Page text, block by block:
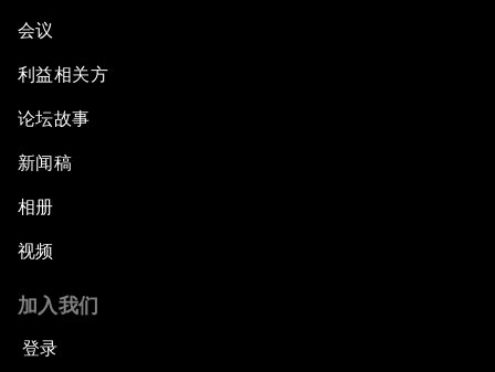
会议
利益相关方
论坛故事
新闻稿
相册
视频
加入我们
登录